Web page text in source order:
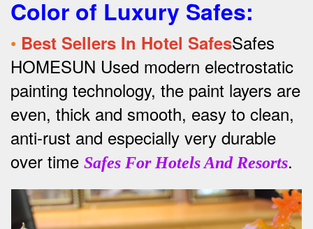
Color of Luxury Safes:
• Best Sellers In Hotel SafesSafes
HOMESUN Used modern electrostatic
painting technology, the paint layers are
even, thick and smooth, easy to clean,
anti-rust and especially very durable
over time Safes For Hotels And Resorts.